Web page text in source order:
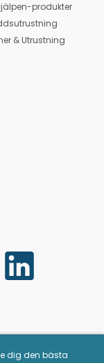
dig den bästa
produkter
& Utrustning